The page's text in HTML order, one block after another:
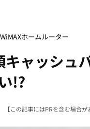
WiMAXホームルーター
ャッシュ
!?
【この記事にはPRを含む場合が